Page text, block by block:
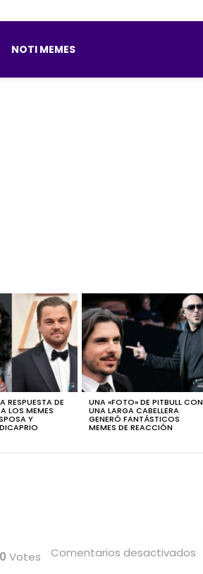
NOTI MEMES
RESPUESTA DE
LOS MEMES
Y
UNA «FOTO» DE PITBULL CON
UNA LARGA CABELLERA
GENERÓ FANTÁSTICOS
MEMES DE REACCIÓN
0 Votes Comentarios desactivados